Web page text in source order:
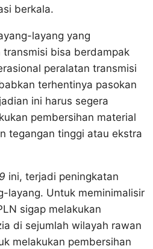
berkala.
layang yang
bisa berdampak
peralatan transmisi
terhentinya pasokan
ini harus segera
pembersihan material
tegangan tinggi atau ekstra
ini, terjadi peningkatan
layang. Untuk meminimalisir
sigap melakukan
di sejumlah wilayah rawan
melakukan pembersihan